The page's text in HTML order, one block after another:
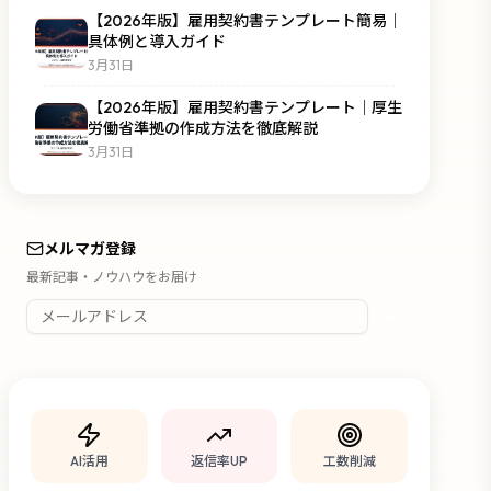
【2026年版】雇用契約書テンプレート簡易｜
具体例と導入ガイド
3月31日
【2026年版】雇用契約書テンプレート｜厚生
労働省準拠の作成方法を徹底解説
3月31日
メルマガ登録
最新記事・ノウハウをお届け
AI活用 返信率UP 工数削減